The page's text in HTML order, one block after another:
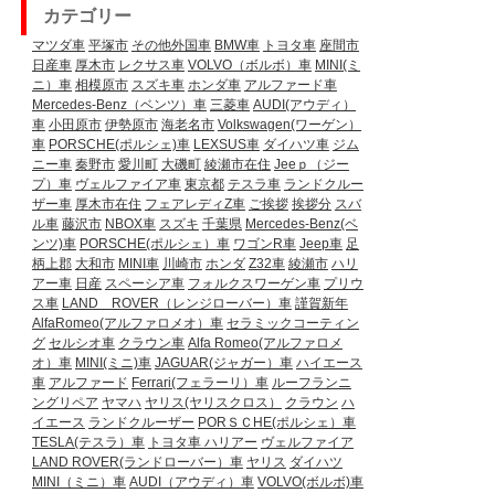
カテゴリー
マツダ車 平塚市 その他外国車 BMW車 トヨタ車 座間市
日産車 厚木市 レクサス車 VOLVO（ボルボ）車 MINI(ミ
ニ）車 相模原市 スズキ車 ホンダ車 アルファード車
Mercedes-Benz（ベンツ）車 三菱車 AUDI(アウディ）
車 小田原市 伊勢原市 海老名市 Volkswagen(ワーゲン）
車 PORSCHE(ポルシェ)車 LEXSUS車 ダイハツ車 ジム
ニー車 秦野市 愛川町 大磯町 綾瀬市在住 Jeeｐ（ジー
プ）車 ヴェルファイア車 東京都 テスラ車 ランドクルー
ザー車 厚木市在住 フェアレディZ車 ご挨拶 挨拶分 スバ
ル車 藤沢市 NBOX車 スズキ 千葉県 Mercedes-Benz(ベ
ンツ)車 PORSCHE(ポルシェ）車 ワゴンR車 Jeep車 足
柄上郡 大和市 MINI車 川崎市 ホンダ Z32車 綾瀬市 ハリ
アー車 日産 スペーシア車 フォルクスワーゲン車 プリウ
ス車 LAND ROVER（レンジローバー）車 謹賀新年
AlfaRomeo(アルファロメオ）車 セラミックコーティン
グ セルシオ車 クラウン車 Alfa Romeo(アルファロメ
オ）車 MINI(ミニ)車 JAGUAR(ジャガー）車 ハイエース
車 アルファード Ferrari(フェラーリ）車 ルーフランニ
ングリペア ヤマハ ヤリス(ヤリスクロス） クラウン ハ
イエース ランドクルーザー PORＳＣHE(ポルシェ）車
TESLA(テスラ）車 トヨタ車 ハリアー ヴェルファイア
LAND ROVER(ランドローバー）車 ヤリス ダイハツ
MINI（ミニ）車 AUDI（アウディ）車 VOLVO(ボルボ)車